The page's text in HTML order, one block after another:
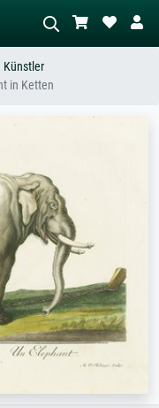
Abstrakt mit viel Rot, Dunkles
Stehender Akt neben einem
Baum.
Künstler
in Ketten